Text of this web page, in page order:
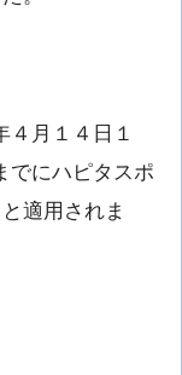
４月１４日１
でにハピタスポ
適用されま